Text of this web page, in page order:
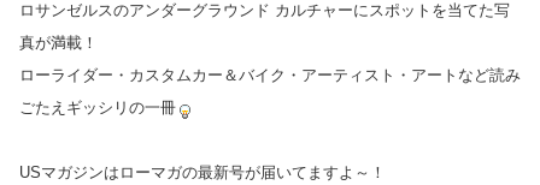
ロサンゼルスのアンダーグラウンド カルチャーにスポットを当てた写
真が満載！
ローライダー・カスタムカー＆バイク・アーティスト・アートなど読み
ごたえギッシリの一冊
USマガジンはローマガの最新号が届いてますよ～！